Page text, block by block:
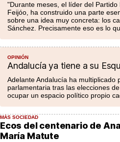
"Durante meses, el líder del Partido
Feijóo, ha construido una parte
sobre una idea muy concreta: los
Sánchez. Precisamente eso es lo
OPINIÓN
Andalucía ya tiene a su
Adelante Andalucía ha multiplicado
parlamentaria tras las elecciones
ocupar un espacio político propio
MÁS SOCIEDAD
Ecos del centenario de
María Matute